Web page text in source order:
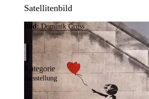
Satellitenbild
Bild:Dominik Gruss
Kategorie
Ausstellung